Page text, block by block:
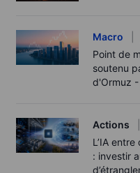
Macro
Point de
soutenu
d'Ormuz
Actions
L’IA
: investir